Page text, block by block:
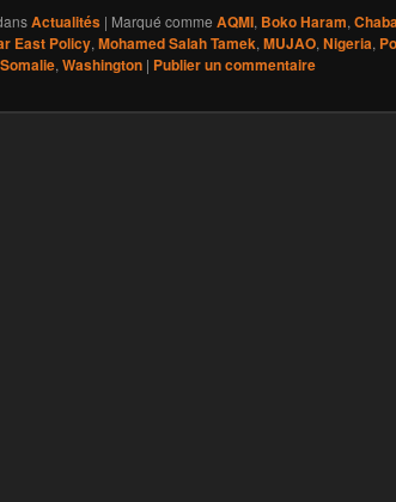
Actualités | Marqué comme AQMI, Boko Haram,
East Policy, Mohamed Salah Tamek, MUJAO, Nigeria,
Somalie, Washington | Publier un commentaire